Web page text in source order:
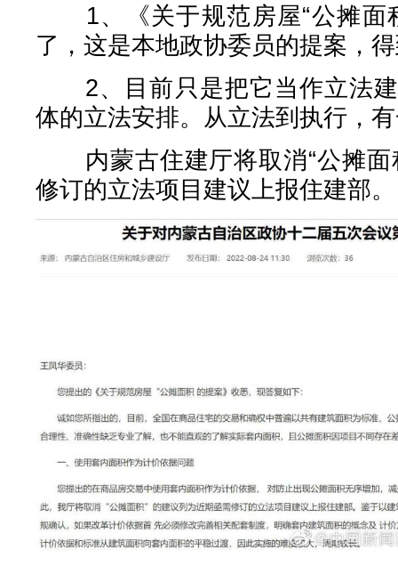
1、《关于规范房屋“公摊面
了，这是本地政协委员的提案，
2、目前只是把它当作立法建
体的立法安排。从立法到执行，
内蒙古住建厅将取消“公摊面
修订的立法项目建议上报住建部。